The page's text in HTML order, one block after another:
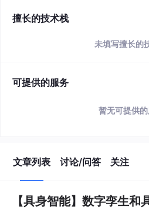
擅长的技术栈
未填写擅长的
可提供的服务
暂无可提供
文章列表 讨论/问答 关注
【具身智能】数字孪生和